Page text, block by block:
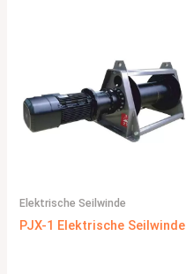
Elektrische Seilwinde
PJX-1 Elektrische Seilwinde